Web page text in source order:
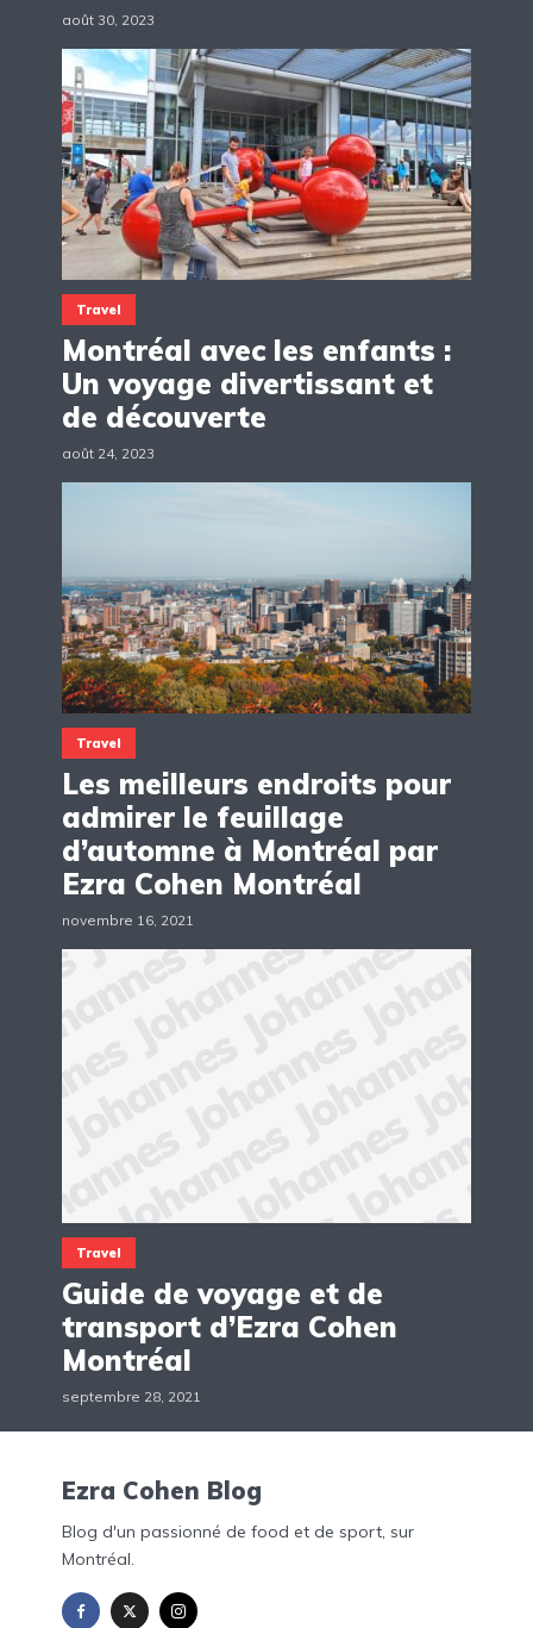
août 30, 2023
Travel
Montréal avec les enfants :
Un voyage divertissant et
de découverte
août 24, 2023
Travel
Les meilleurs endroits pour
admirer le feuillage
d’automne à Montréal par
Ezra Cohen Montréal
novembre 16, 2021
Travel
Guide de voyage et de
transport d’Ezra Cohen
Montréal
septembre 28, 2021
Ezra Cohen Blog
Blog d'un passionné de food et de sport, sur
Montréal.